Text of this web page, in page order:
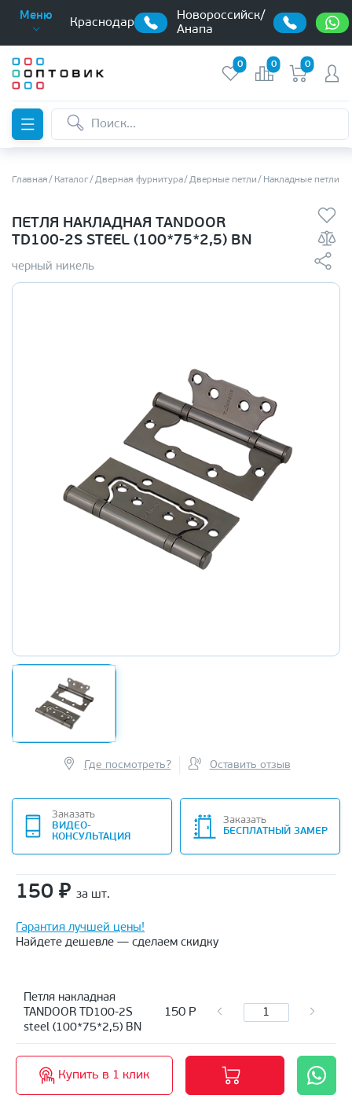
Меню
Краснодар
Новороссийск/
Анапа
0 0 0
Главная Каталог Дверная фурнитура Дверные петли Накладные петли
ПЕТЛЯ НАКЛАДНАЯ TANDOOR
TD100-2S STEEL (100*75*2,5) BN
черный никель
Где посмотреть? Оставить отзыв
Заказать
ВИДЕО-
КОНСУЛЬТАЦИЯ
Заказать
БЕСПЛАТНЫЙ ЗАМЕР
150 ₽ за шт.
Гарантия лучшей цены!
Найдете дешевле — сделаем скидку
Петля накладная
TANDOOR TD100-2S
steel (100*75*2,5) BN
150 Р
Купить в 1 клик